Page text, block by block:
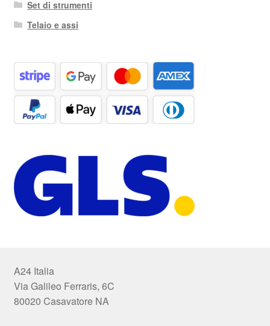
Set di strumenti
Telaio e assi
A24 Italia
Via Galileo Ferraris, 6C
80020 Casavatore NA